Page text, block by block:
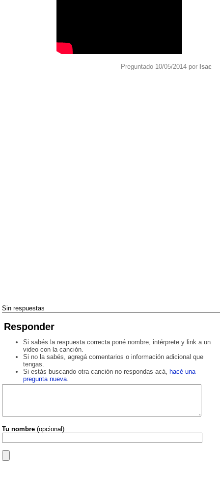
Preguntado 10/05/2014 por Isac
Sin respuestas
Responder
Si sabés la respuesta correcta poné nombre, intérprete y link a un
video con la canción.
Si no la sabés, agregá comentarios o información adicional que
tengas.
Si estás buscando otra canción no respondas acá, hacé una
pregunta nueva.
Tu nombre (opcional)